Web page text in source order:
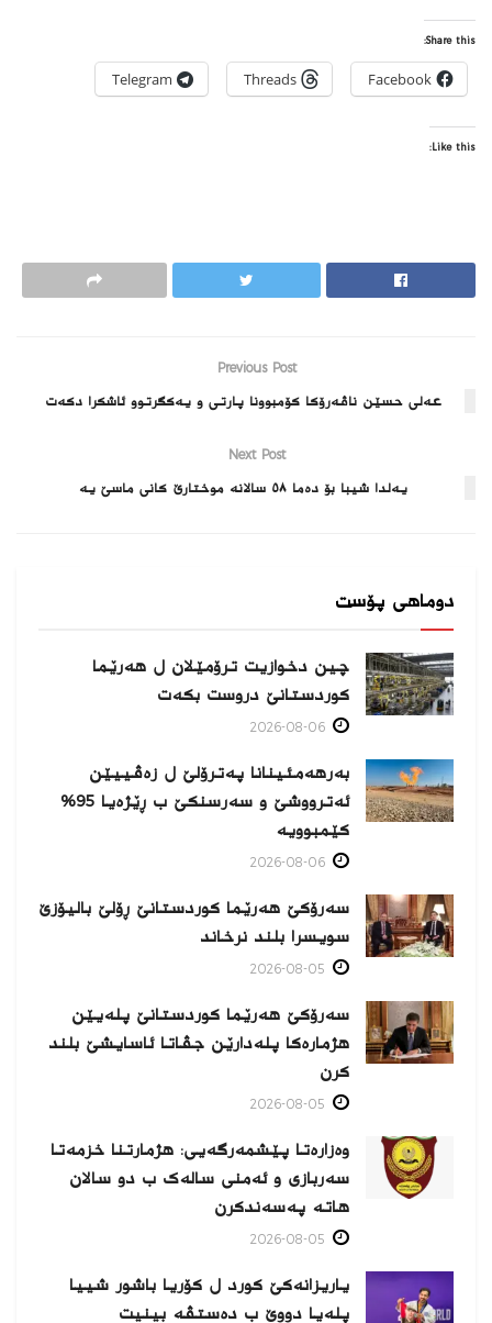
Share this:
Facebook
Threads
Telegram
Like this:
Previous Post
عه‌لى حسێن ناڤه‌رۆكا كۆمبوونا پارتى و یه‌كگرتوو ئاشكرا دكه‌ت
Next Post
یەلدا شیبا بۆ ده‌ما ٥٨ سالانه‌ موختارێ کانی ماسێ یە
دوماهی پۆست
چین دخوازیت ترۆمێلان ل هەرێما
كوردستانێ دروست بكەت
بەرهەمئینانا په‌ترۆلێ ل زه‌ڤییێن
ئەترووشێ و سەرسنكێ ب ڕێژەیا 95%
كێمبوویە
سەرۆکێ هەرێما کوردستانێ ڕۆلێ بالیۆزێ
سویسرا بلند نرخاند
سەرۆکێ هەرێما کوردستانێ پلەیێن
هژمارەكا پلەدارێن جڤاتا ئاسایشێ بلند
كرن
وەزارەتا پێشمەرگەیی: هژمارتنا خزمەتا
سەربازی و ئەمنی سالەک ب دو سالان
هاتە پەسەندكرن
یاریزانەكێ کورد ل کۆریا باشور شییا
پلەیا دووێ ب دەستڤە بینیت